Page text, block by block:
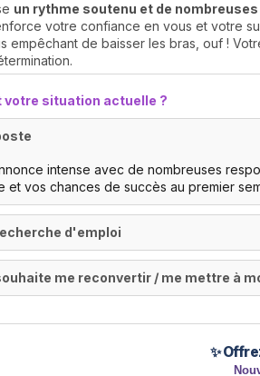
un rythme soutenu et de
votre confiance en vous et votre
empêchant de baisser les bras, ouf !
votre situation actuelle ?
intense avec de nombreuses
et vos chances de succès au premier
d'emploi
me reconvertir / me mettre à
✨